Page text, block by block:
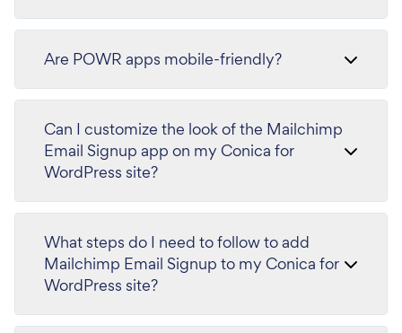
Are POWR apps mobile-friendly?
Can I customize the look of the Mailchimp
Email Signup app on my Conica for
WordPress site?
What steps do I need to follow to add
Mailchimp Email Signup to my Conica for
WordPress site?